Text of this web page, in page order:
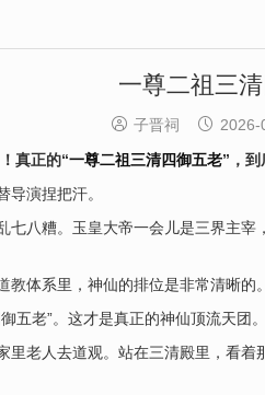
一尊二祖三
 子晋祠 
真正的“一尊二祖三清四御五老”，到
演捏把汗。
七八糟。玉皇大帝一会儿是三界主
教体系里，神仙的排位是非常清晰的。
五老”。这才是真正的神仙顶流天团。
里老人去道观。站在三清殿里，看